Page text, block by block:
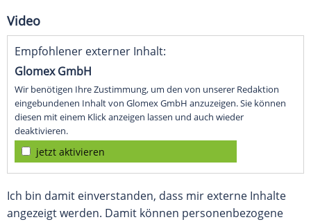
Video
Empfohlener externer Inhalt:
Glomex GmbH
Wir benötigen Ihre Zustimmung, um den von unserer Redaktion
eingebundenen Inhalt von Glomex GmbH anzuzeigen. Sie können
diesen mit einem Klick anzeigen lassen und auch wieder
deaktivieren.
jetzt aktivieren
Ich bin damit einverstanden, dass mir externe Inhalte
angezeigt werden. Damit können personenbezogene